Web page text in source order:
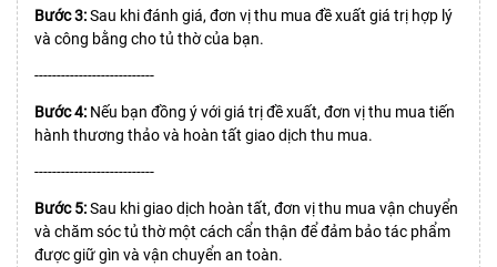
Bước 3:Sau khi đánh giá, đơn vị thu mua đề xuất giá trị hợp lý
và công bằng cho tủ thờ của bạn.
---------------------------
Bước 4: Nếu bạn đồng ý với giá trị đề xuất, đơn vị thu mua tiến
hành thương thảo và hoàn tất giao dịch thu mua.
---------------------------
Bước 5:Sau khi giao dịch hoàn tất, đơn vị thu mua vận chuyển
và chăm sóc tủ thờ một cách cẩn thận để đảm bảo tác phẩm
được giữ gìn và vận chuyển an toàn.